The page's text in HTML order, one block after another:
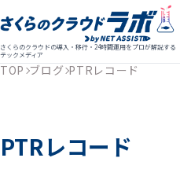
さくらのクラウドの導入・移行・24時間運用をプロが解説する
テックメディア
TOP ブログ PTRレコード
PTRレコード